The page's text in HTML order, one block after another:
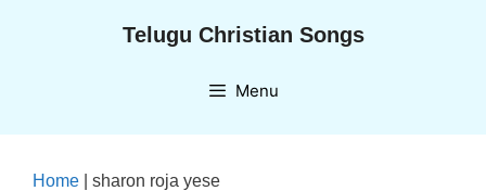
Telugu Christian Songs
Menu
Home sharon roja yese